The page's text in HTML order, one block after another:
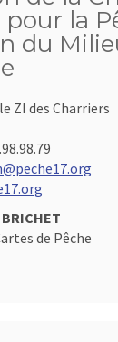
la
du
ZI des Charriers
de Pêche